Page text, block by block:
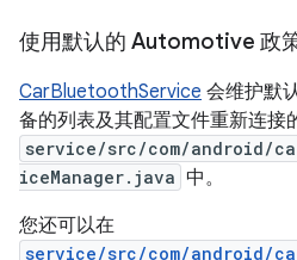
使用默认的 Automotive 政
CarBluetoothService 会维护默
备的列表及其配置文件重新连接
service/src/com/android/
iceManager.java 中。
您还可以在
service/src/com/android/